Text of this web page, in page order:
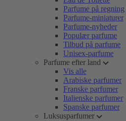
Parfume på regning
Parfume-miniaturer
Parfume-nyheder
Populær parfume
Tilbud på parfume
Unisex-parfume
Parfume efter land
Vis alle
Arabiske parfumer
Franske parfumer
Italienske parfumer
Spanske parfumer
Luksusparfumer